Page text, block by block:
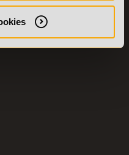
Motivationstrainer